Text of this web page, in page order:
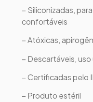
– Siliconizadas,
confortáveis
– Atóxicas,
– Descartáveis, uso
– Certificadas pelo
– Produto estéril